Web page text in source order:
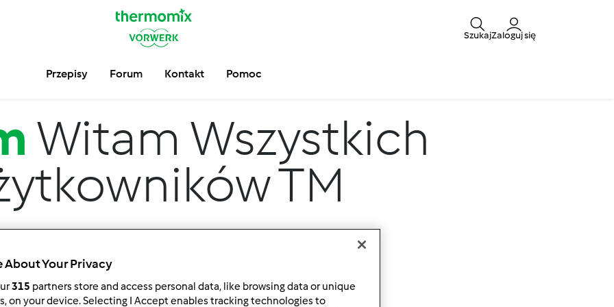
SzukajZaloguj się
Przepisy Forum Kontakt Pomoc
Witam Wszystkich
TM
About Your Privacy
315 partners store and access personal data, like browsing data or unique
on your device. Selecting I Accept enables tracking technologies to